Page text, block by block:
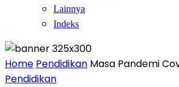
Lainnya
Indeks
Home Pendidikan Masa Pandemi
Pendidikan